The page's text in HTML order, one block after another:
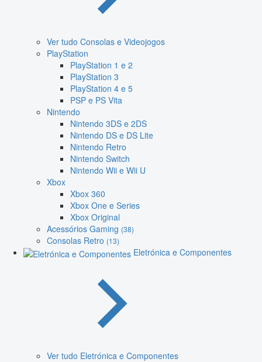
Ver tudo Consolas e Videojogos
PlayStation
PlayStation 1 e 2
PlayStation 3
PlayStation 4 e 5
PSP e PS Vita
Nintendo
Nintendo 3DS e 2DS
Nintendo DS e DS Lite
Nintendo Retro
Nintendo Switch
Nintendo Wii e Wii U
Xbox
Xbox 360
Xbox One e Series
Xbox Original
Acessórios Gaming (38)
Consolas Retro (13)
Eletrónica e Componentes
Ver tudo Eletrónica e Componentes